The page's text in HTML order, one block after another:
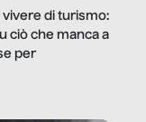
vivere di turismo:
ciò che manca a
per